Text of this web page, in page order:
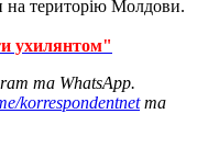
на територію Молдови.
ухилянтом"
та WhatsApp.
korrespondentnetта